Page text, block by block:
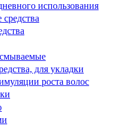
использования
для укладки
роста волос